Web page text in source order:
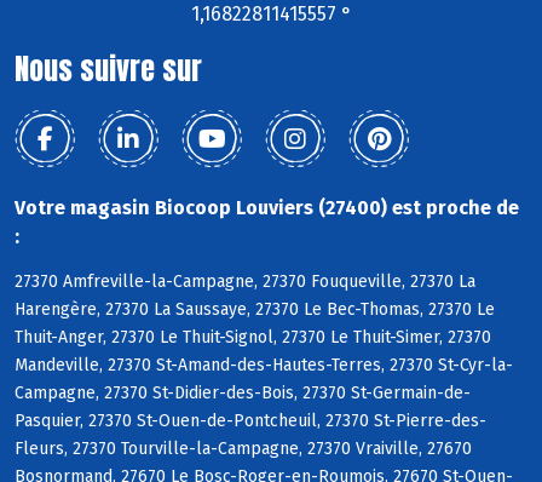
1,16822811415557 °
Nous suivre sur
Votre magasin Biocoop Louviers (27400) est proche de
:
27370 Amfreville-la-Campagne, 27370 Fouqueville, 27370 La
Harengère, 27370 La Saussaye, 27370 Le Bec-Thomas, 27370 Le
Thuit-Anger, 27370 Le Thuit-Signol, 27370 Le Thuit-Simer, 27370
Mandeville, 27370 St-Amand-des-Hautes-Terres, 27370 St-Cyr-la-
Campagne, 27370 St-Didier-des-Bois, 27370 St-Germain-de-
Pasquier, 27370 St-Ouen-de-Pontcheuil, 27370 St-Pierre-des-
Fleurs, 27370 Tourville-la-Campagne, 27370 Vraiville, 27670
Bosnormand, 27670 Le Bosc-Roger-en-Roumois, 27670 St-Ouen-